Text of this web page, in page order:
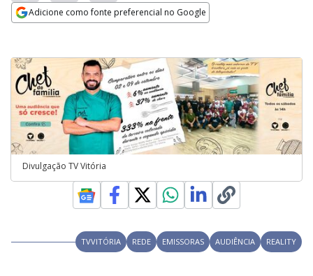
Adicione como fonte preferencial no Google
Divulgação TV Vitória
TVVITÓRIA REDE EMISSORAS AUDIÊNCIA REALITY